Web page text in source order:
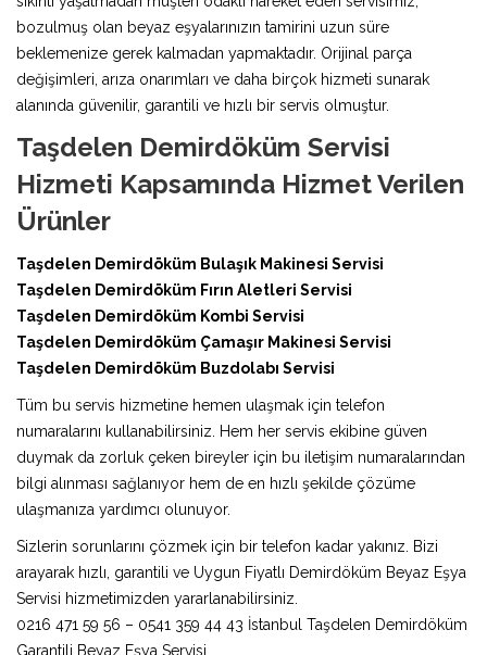
bozulmuş olan beyaz eşyalarınızın tamirini uzun süre
beklemenize gerek kalmadan yapmaktadır. Orijinal parça
değişimleri, arıza onarımları ve daha birçok hizmeti sunarak
alanında güvenilir, garantili ve hızlı bir servis olmuştur.
Taşdelen Demirdöküm Servisi
Hizmeti Kapsamında Hizmet Verilen
Ürünler
Taşdelen Demirdöküm Bulaşık Makinesi Servisi
Taşdelen Demirdöküm Fırın Aletleri Servisi
Taşdelen Demirdöküm Kombi Servisi
Taşdelen Demirdöküm Çamaşır Makinesi Servisi
Taşdelen Demirdöküm Buzdolabı Servisi
Tüm bu servis hizmetine hemen ulaşmak için telefon
numaralarını kullanabilirsiniz. Hem her servis ekibine güven
duymak da zorluk çeken bireyler için bu iletişim numaralarından
bilgi alınması sağlanıyor hem de en hızlı şekilde çözüme
ulaşmanıza yardımcı olunuyor.
Sizlerin sorunlarını çözmek için bir telefon kadar yakınız. Bizi
arayarak hızlı, garantili ve Uygun Fiyatlı Demirdöküm Beyaz Eşya
Servisi hizmetimizden yararlanabilirsiniz.
0216 471 59 56 – 0541 359 44 43 İstanbul Taşdelen Demirdöküm
Garantili Beyaz Eşya Servisi